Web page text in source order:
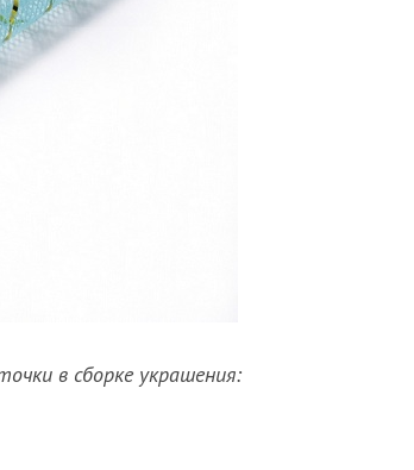
в сборке украшения: